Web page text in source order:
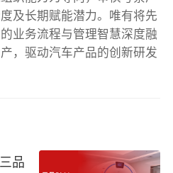
及长期赋能潜力。唯有将先
业务流程与管理智慧深度融
，驱动汽车产品的创新研发
品